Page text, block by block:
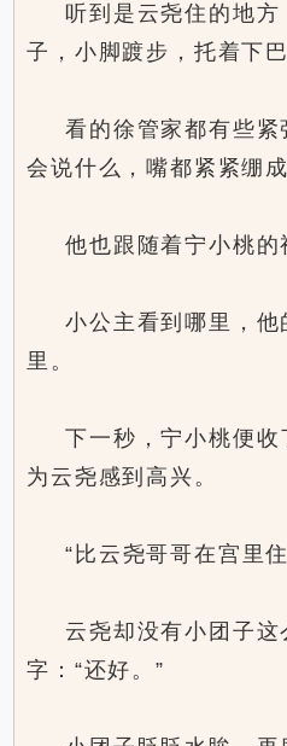
听到是云尧住的地
子，小脚踱步，托着下
看的徐管家都有些
会说什么，嘴都紧紧绷
他也跟随着宁小桃的
小公主看到哪里，
里。
下一秒，宁小桃便
为云尧感到高兴。
“比云尧哥哥在宫里
云尧却没有小团子
字：“还好。”